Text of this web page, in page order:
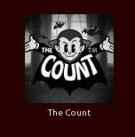
The Count